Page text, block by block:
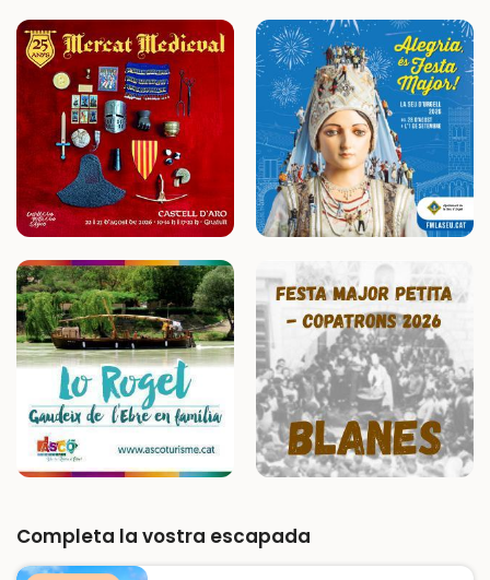
Completa la vostra escapada